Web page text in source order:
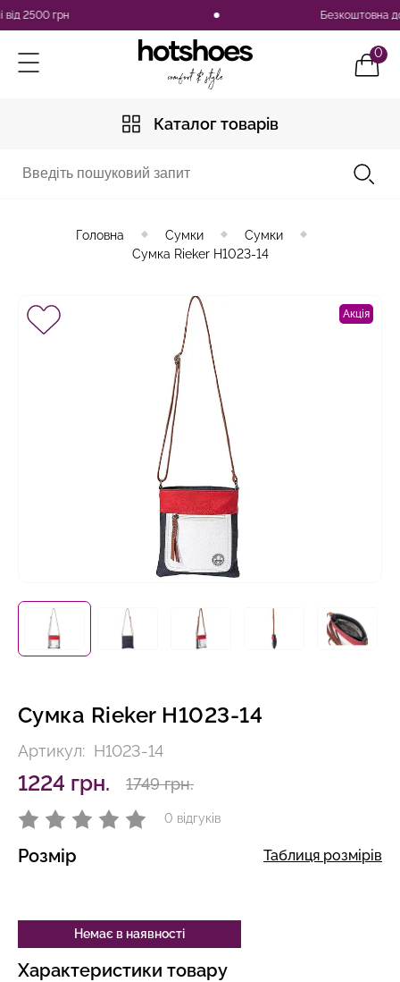
2500 грн Безкоштовна
0
Каталог товарів
Головна Сумки
Сумки
Сумка Rieker H1023-14
Акція
Сумка Rieker H1023-14
Артикул: H1023-14
1224 грн. 1749 грн.
0 відгуків
Розмір Таблиця розмірів
Немає в наявності
Характеристики товару